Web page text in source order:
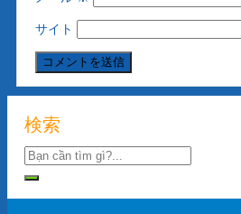
サイト
検索